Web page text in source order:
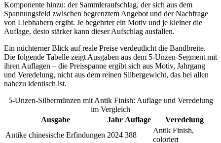
Komponente hinzu: der Sammleraufschlag, der sich aus dem
Spannungsfeld zwischen begrenztem Angebot und der Nachfrage
von Liebhabern ergibt. Je begehrter ein Motiv und je kleiner die
Auflage, desto stärker kann dieser Aufschlag ausfallen.
Ein nüchterner Blick auf reale Preise verdeutlicht die Bandbreite.
Die folgende Tabelle zeigt Ausgaben aus dem 5-Unzen-Segment mit
ihren Auflagen – die Preisspanne ergibt sich aus Motiv, Jahrgang
und Veredelung, nicht aus dem reinen Silbergewicht, das bei allen
nahezu identisch ist.
5-Unzen-Silbermünzen mit Antik Finish: Auflage und Veredelung
im Vergleich
Ausgabe
Jahr Auflage
Veredelung
Antike chinesische Erfindungen 2024 388
Antik Finish,
coloriert